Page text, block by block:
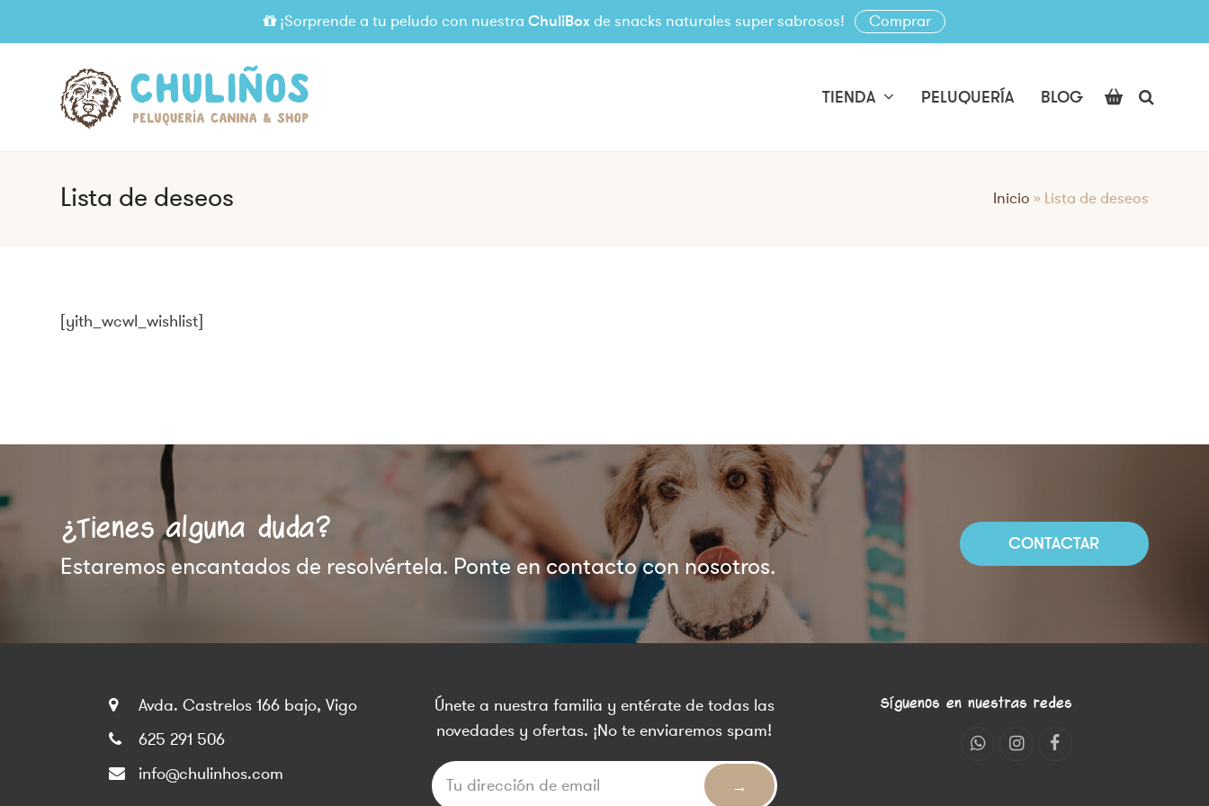
¡Sorprende a tu peludo con nuestra ChuliBoxde snacks naturales super sabrosos! Comprar
TIENDA PELUQUERÍA BLOG
Lista de deseos Inicio » Lista de deseos
[yith_wcwl_wishlist]
¿Tienes alguna duda?
Estaremos encantados de resolvértela. Ponte en contacto con nosotros.
CONTACTAR
Avda. Castrelos 166 bajo, Vigo
625 291 506
info@chulinhos.com
Únete a nuestra familia y entérate de todas las
novedades y ofertas. ¡No te enviaremos spam!
Síguenos en nuestras redes
Whatsapp
InstagramFacebook